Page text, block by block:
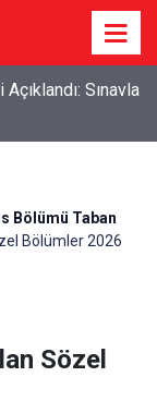
Sınavla
Bölümü Taban
Bölümler 2026
Sözel